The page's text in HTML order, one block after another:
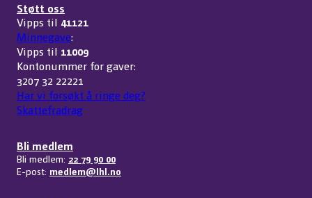
Støtt oss
Vipps til 41121
Minnegave:
Vipps til 11009
Kontonummer for gaver:
3207 32 22221
Har vi forsøkt å ringe deg?
Skattefradrag
Bli medlem
Bli medlem: 22 79 90 00
E-post: medlem@lhl.no